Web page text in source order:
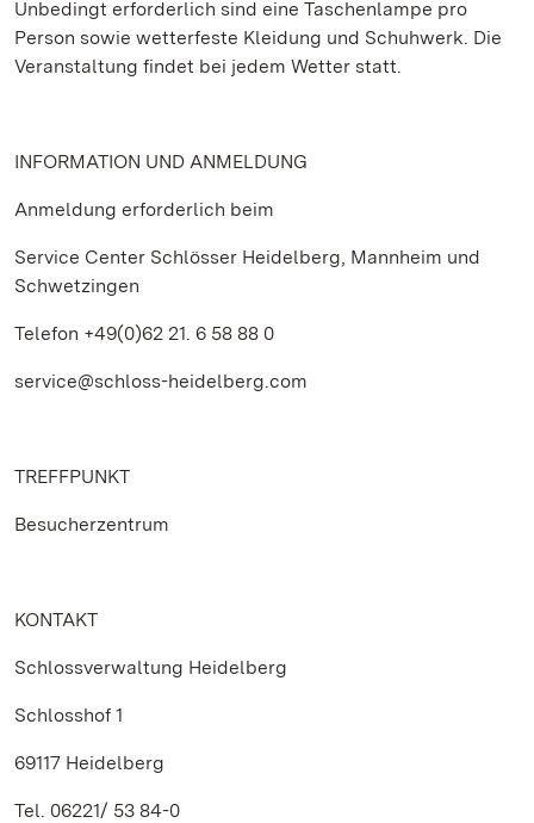
Unbedingt erforderlich sind eine Taschenlampe pro
Person sowie wetterfeste Kleidung und Schuhwerk. Die
Veranstaltung findet bei jedem Wetter statt.
INFORMATION UND ANMELDUNG
Anmeldung erforderlich beim
Service Center Schlösser Heidelberg, Mannheim und
Schwetzingen
Telefon +49(0)62 21. 6 58 88 0
service@schloss-heidelberg.com
TREFFPUNKT
Besucherzentrum
KONTAKT
Schlossverwaltung Heidelberg
Schlosshof 1
69117 Heidelberg
Tel. 06221/ 53 84-0